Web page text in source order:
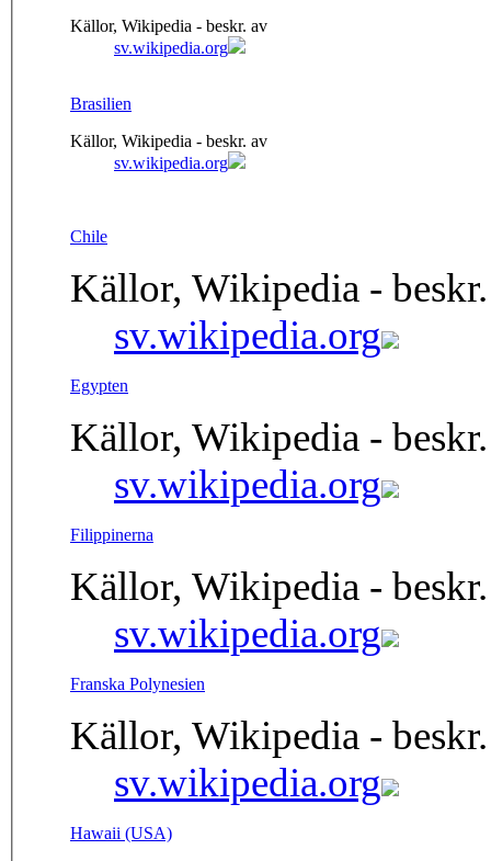
Källor, Wikipedia - beskr. av
sv.wikipedia.org
Brasilien
Källor, Wikipedia - beskr. av
sv.wikipedia.org
Chile
Källor, Wikipedia -
sv.wikipedia.org
Egypten
Källor, Wikipedia -
sv.wikipedia.org
Filippinerna
Källor, Wikipedia -
sv.wikipedia.org
Franska Polynesien
Källor, Wikipedia -
sv.wikipedia.org
Hawaii (USA)